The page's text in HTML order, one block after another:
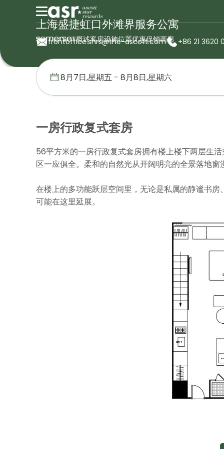
概述客房设施位置优惠促销画廊
上海盛捷虹口外滩界服务公寓
frontoffice.shrs@the-ascott.com +86 21 3620
首页 盛捷服务公寓 中国 上海盛捷虹口外滩界服务公寓
一房行政复式套房
56平方米的一房行政复式套房拥有楼上楼下两层生
区一应俱全。柔和的自然光从开阔明亮的全景落地
在楼上的多功能跃层空间里，无论是私属的静谧书
可能在这里延展。